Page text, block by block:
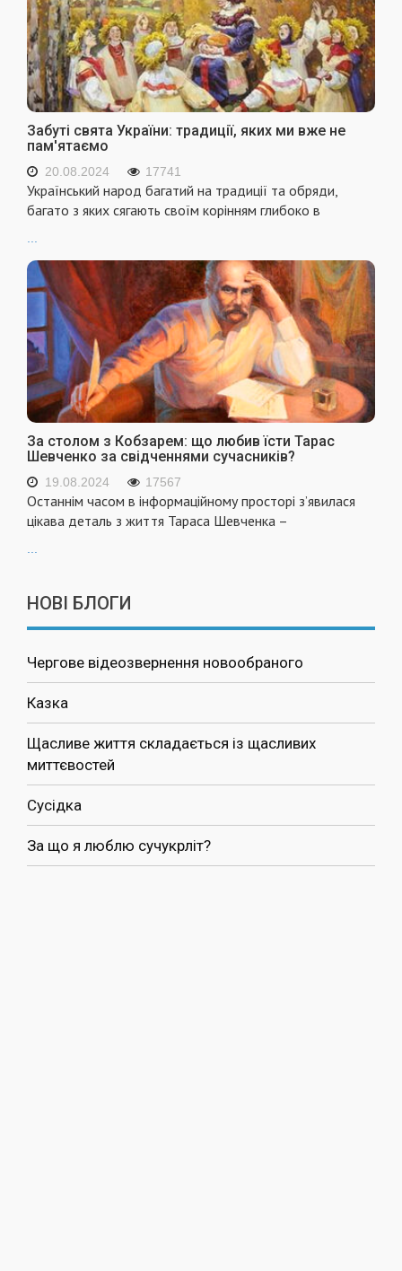
Забуті свята України: традиції, яких ми вже не
пам'ятаємо
20.08.2024 17741
Український народ багатий на традиції та обряди,
багато з яких сягають своїм корінням глибоко в
...
За столом з Кобзарем: що любив їсти Тарас
Шевченко за свідченнями сучасників?
19.08.2024 17567
Останнім часом в інформаційному просторі з’явилася
цікава деталь з життя Тараса Шевченка –
НОВІ БЛОГИ
Чергове відеозвернення новообраного
Казка
Щасливе життя складається із щасливих
миттєвостей
Сусідка
За що я люблю сучукрліт?